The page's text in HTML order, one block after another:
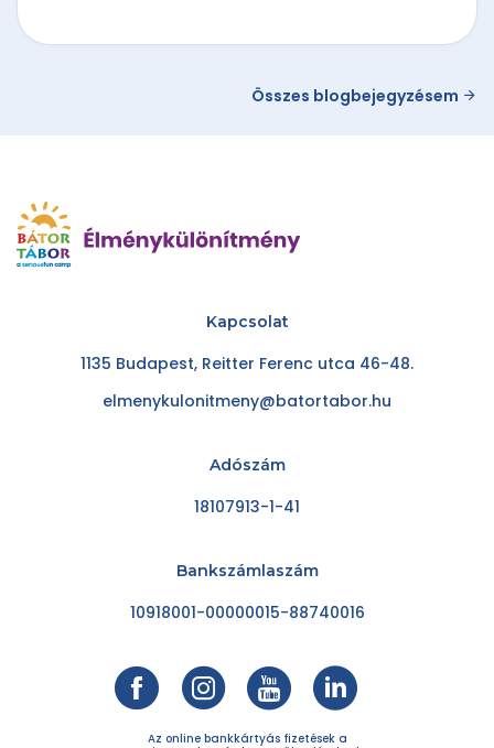
Összes blogbejegyzésem
Kapcsolat
1135 Budapest, Reitter Ferenc utca 46-48.
elmenykulonitmeny@batortabor.hu
Adószám
18107913-1-41
Bankszámlaszám
10918001-00000015-88740016
Az online bankkártyás fizetések a